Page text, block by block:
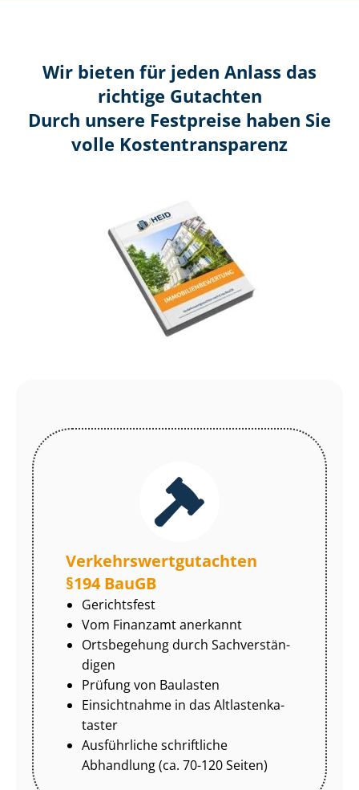
Wir bieten für jeden Anlass das
richtige Gutachten
Durch unsere Festpreise haben Sie
volle Kosten­transparenz
Ver­kehrs­wert­gut­ach­ten
§194 BauGB
Gerichtsfest
Vom Finanzamt anerkannt
Ortsbegehung durch Sach­ver­stän­
di­gen
Prüfung von Baulasten
Einsichtnahme in das Alt­las­ten­ka­
tas­ter
Ausführliche schriftliche
Abhandlung (ca. 70-120 Seiten)